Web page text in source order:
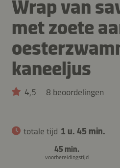
Wrap van
met zoete
kaneeljus
4,5 8 beoordelingen
totale tijd 1 u. 45 min.
45 min.
voorbereidingstijd